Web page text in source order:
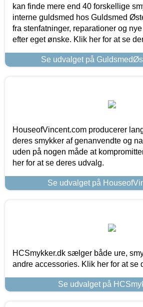
kan finde mere end 40 forskellige
interne guldsmed hos Guldsmed
fra stenfatninger, reparationer og
efter eget ønske. Klik her for at se
Se udvalget på
HouseofVincent.com producerer
deres smykker af genanvendte og
uden på nogen måde at
her for at se deres udvalg.
Se udvalget på
HCSmykker.dk sælger både ure,
andre accessories. Klik her for at se
Se udvalget på